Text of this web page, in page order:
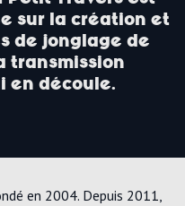
sur la création et
de jonglage de
transmission
en découle.
en 2004. Depuis 2011,